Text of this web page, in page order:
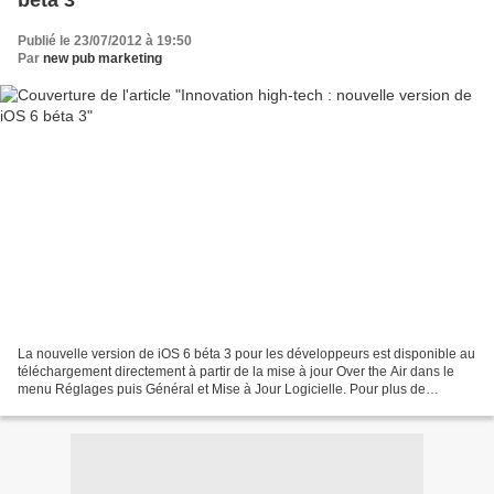
Publié le 23/07/2012 à 19:50
Par new pub marketing
La nouvelle version de iOS 6 béta 3 pour les développeurs est disponible au
téléchargement directement à partir de la mise à jour Over the Air dans le
menu Réglages puis Général et Mise à Jour Logicielle. Pour plus de